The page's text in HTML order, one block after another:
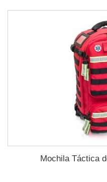
Mochila Táctica